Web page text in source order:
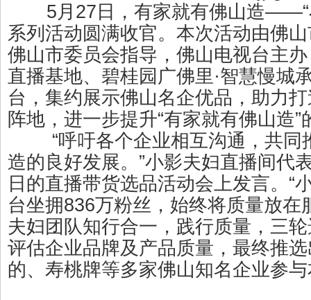
5月27日，有家就有佛山造——“
系列活动圆满收官。本次活动由佛
佛山市委员会指导，佛山电视台主
直播基地、碧桂园广佛里·智慧慢城
台，集约展示佛山名企优品，助力
阵地，进一步提升“有家就有佛山造
“呼吁各个企业相互沟通，共同
造的良好发展。”小影夫妇直播间代
日的直播带货选品活动会上发言。“
台坐拥836万粉丝，始终将质量放在
夫妇团队知行合一，践行质量，三
评估企业品牌及产品质量，最终推
的、寿桃牌等多家佛山知名企业参